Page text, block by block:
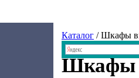
Каталог / Шкафы
Шкафы